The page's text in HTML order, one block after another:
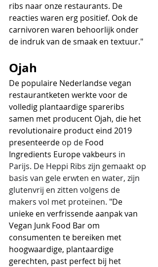
ribs naar onze restaurants. De
reacties waren erg positief. Ook de
carnivoren waren behoorlijk onder
de indruk van de smaak en textuur."
Ojah
De populaire Nederlandse vegan
restaurantketen werkte voor de
volledig plantaardige spareribs
samen met producent Ojah, die het
revolutionaire product eind 2019
presenteerde op de Food
Ingredients Europe vakbeurs in
Parijs. De Heppi Ribs zijn gemaakt op
basis van gele erwten en water, zijn
glutenvrij en zitten volgens de
makers vol met proteïnen. "De
unieke en verfrissende aanpak van
Vegan Junk Food Bar om
consumenten te bereiken met
hoogwaardige, plantaardige
gerechten, past perfect bij het